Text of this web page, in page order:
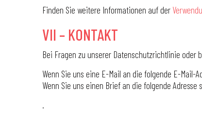
Finden Sie weitere Informationen auf der
VII – KONTAKT
Bei Fragen zu unserer Datenschutzrichtlinie oder
Wenn Sie uns eine E-Mail an die folgende E-Mail-
Wenn Sie uns einen Brief an die folgende Adresse
.